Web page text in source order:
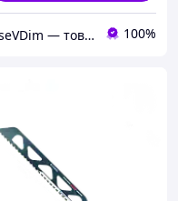
VseVDim — товари, що роблять життя простішим 100%